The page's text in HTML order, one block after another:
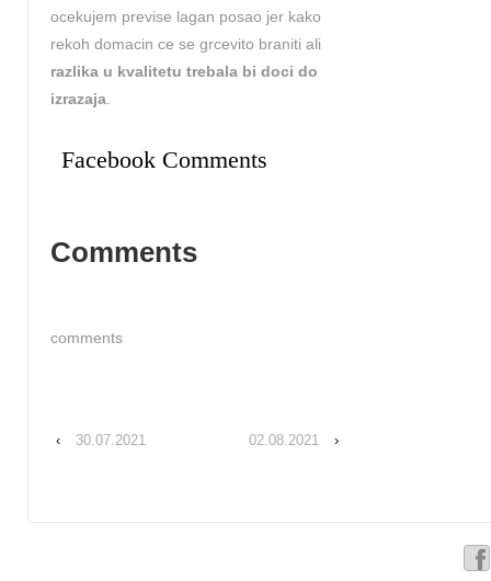
ocekujem previse lagan posao jer kako
rekoh domacin ce se grcevito braniti ali
razlika u kvalitetu trebala bi doci do
izrazaja.
Facebook Comments
Comments
comments
‹ 30.07.2021 02.08.2021 ›